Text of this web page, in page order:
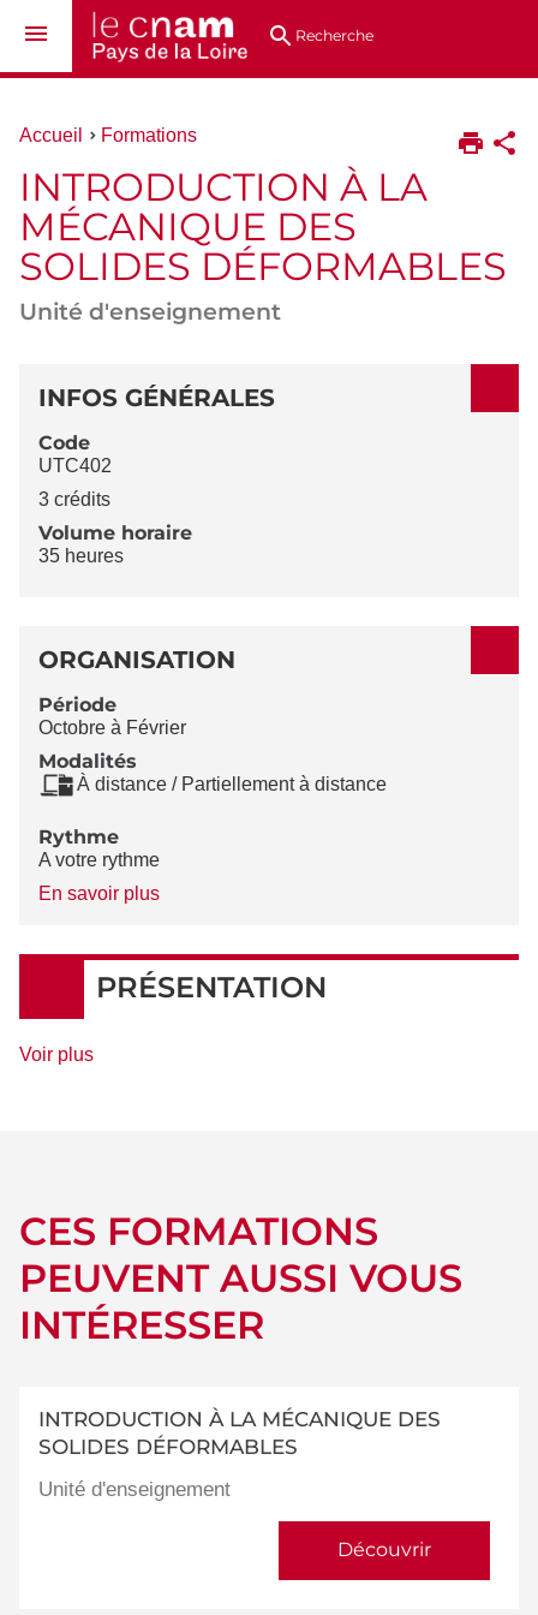
au
directsRecherche
Vous
ici :
Accueil Formations
INTRODUCTION À LA
MÉCANIQUE DES
SOLIDES DÉFORMABLES
Unité d'enseignement
DÉTAILS
INFOS GÉNÉRALES
Code
UTC402
3 crédits
Volume horaire
35 heures
ORGANISATION
Période
Octobre à Février
Modalités
À distance / Partiellement à distance
Rythme
A votre rythme
En savoir plusà
Rythme
PRÉSENTATION
Voir plusde
CES FORMATIONS
PEUVENT AUSSI VOUS
INTÉRESSER
INTRODUCTION À LA MÉCANIQUE DES
SOLIDES DÉFORMABLES
Unité d'enseignement
Découvrir